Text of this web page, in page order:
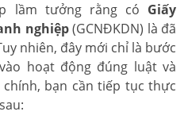
lầm tưởng rằng có Giấy
nghiệp(GCNĐKDN) là đã
nhiên, đây mới chỉ là bước
hoạt động đúng luật và
bạn cần tiếp tục thực